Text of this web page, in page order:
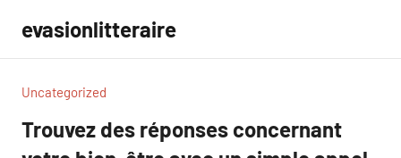
contenu
evasionlitteraire
Uncategorized
Trouvez des réponses concernant